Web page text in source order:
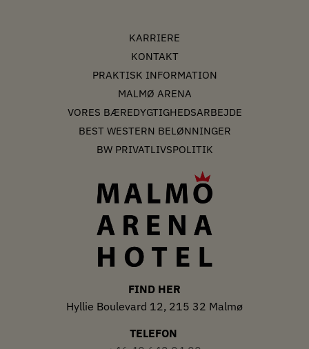
KARRIERE
KONTAKT
PRAKTISK INFORMATION
MALMØ ARENA
VORES BÆREDYGTIGHEDSARBEJDE
BEST WESTERN BELØNNINGER
BW PRIVATLIVSPOLITIK
FIND HER
Hyllie Boulevard 12, 215 32 Malmø
TELEFON